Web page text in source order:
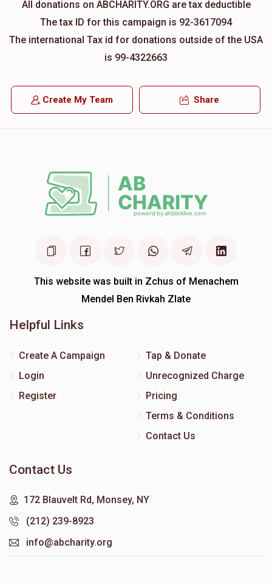
All donations on ABCHARITY.ORG are tax deductible
The tax ID for this campaign is 92-3617094
The international Tax id for donations outside of the USA
is 99-4322663
Create My Team Share
This website was built in Zchus of Menachem
Mendel Ben Rivkah Zlate
Helpful Links
Create A Campaign
Login
Register
Tap & Donate
Unrecognized Charge
Pricing
Terms & Conditions
Contact Us
Contact Us
172 Blauvelt Rd, Monsey, NY
(212) 239-8923
info@abcharity.org